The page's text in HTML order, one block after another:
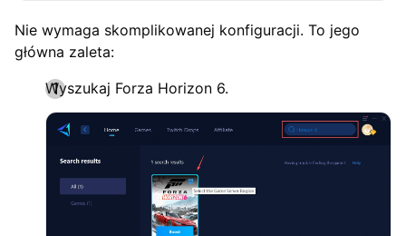
Nie wymaga skomplikowanej konfiguracji. To jego
główna zaleta:
Wyszukaj Forza Horizon 6.